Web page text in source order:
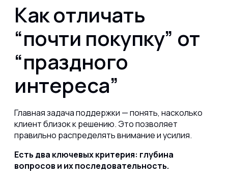
Как отличать
“почти покупку” от
“праздного
интереса”
Главная задача поддержки — понять, насколько
клиент близок к решению. Это позволяет
правильно распределять внимание и усилия.
Есть два ключевых критерия: глубина
вопросов и их последовательность.